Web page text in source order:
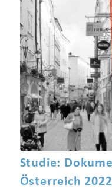
Studie:
Österreich